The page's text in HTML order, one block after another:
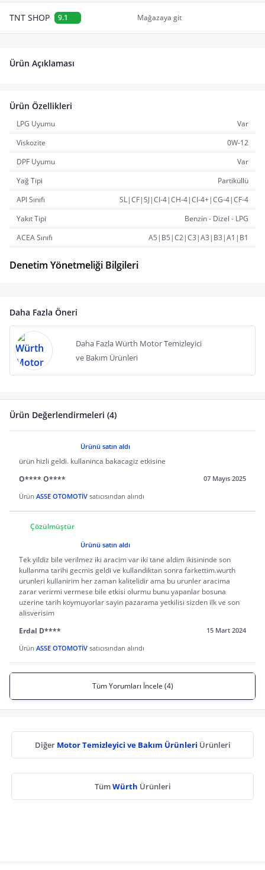
TNT SHOP 9.1 Mağazaya git
Ürün Açıklaması
Ürün Özellikleri
LPG Uyumu
Var
Viskozite
0W-12
DPF Uyumu
Var
Yağ Tipi
Partiküllü
API Sınıfı
SL|CF|SJ|CI-4|CH-4|CI-4+|CG-4|CF-4
Yakıt Tipi
Benzin - Dizel - LPG
ACEA Sınıfı
A5|B5|C2|C3|A3|B3|A1|B1
Denetim Yönetmeliği Bilgileri
Daha Fazla Öneri
Daha Fazla Würth Motor Temizleyici
ve Bakım Ürünleri
Ürün Değerlendirmeleri (4)
Ürünü satın aldı
ürün hizli geldi. kullaninca bakacagiz etkisine
O**** O****
07 Mayıs 2025
Ürün ASSE OTOMOTİV satıcısından alındı
Çözülmüştür
Ürünü satın aldı
Tek yildiz bile verilmez iki aracim var iki tane aldim ikisininde son
kullanma tarihi gecmis geldi ve kullandiktan sonra farkettim.wurth
urunleri kullanirim her zaman kalitelidir ama bu urunler aracima
zarar verirmi vermese bile etkisi olurmu bunu yapanlar bosuna
uzerine tarih koymuyorlar sayin pazarama yetkilisi sizden ilk ve son
alisverisim
Erdal D****
15 Mart 2024
Ürün ASSE OTOMOTİV satıcısından alındı
Tüm Yorumları İncele (4)
Diğer Motor Temizleyici ve Bakım Ürünleri Ürünleri
TümWürth Ürünleri